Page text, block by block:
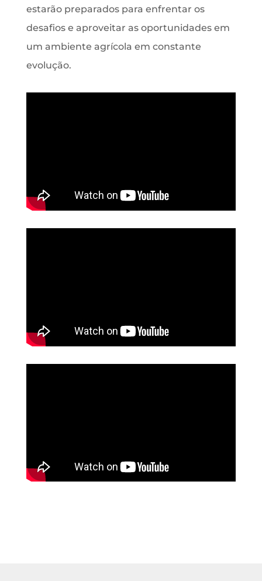
estarão preparados para enfrentar os
desafios e aproveitar as oportunidades em
um ambiente agrícola em constante
evolução.